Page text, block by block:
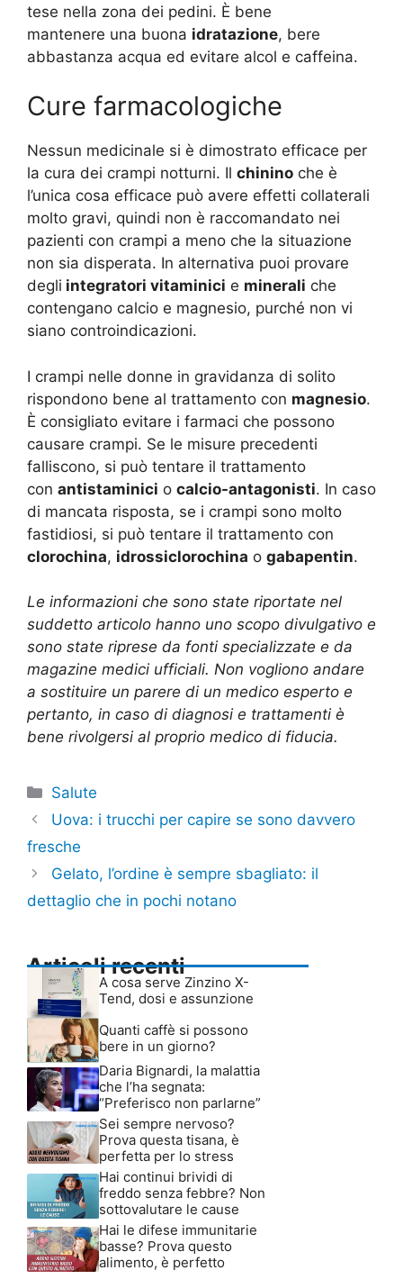
tese nella zona dei pedini. È bene
mantenere una buona idratazione, bere
abbastanza acqua ed evitare alcol e caffeina.
Cure farmacologiche
Nessun medicinale si è dimostrato efficace per
la cura dei crampi notturni. Il chinino che è
l’unica cosa efficace può avere effetti collaterali
molto gravi, quindi non è raccomandato nei
pazienti con crampi a meno che la situazione
non sia disperata. In alternativa puoi provare
degli integratori vitaminici e minerali che
contengano calcio e magnesio, purché non vi
siano controindicazioni.
I crampi nelle donne in gravidanza di solito
rispondono bene al trattamento con magnesio.
È consigliato evitare i farmaci che possono
causare crampi. Se le misure precedenti
falliscono, si può tentare il trattamento
con antistaminici o calcio-antagonisti. In caso
di mancata risposta, se i crampi sono molto
fastidiosi, si può tentare il trattamento con
clorochina, idrossiclorochina o gabapentin.
Le informazioni che sono state riportate nel
suddetto articolo hanno uno scopo divulgativo e
sono state riprese da fonti specializzate e da
magazine medici ufficiali. Non vogliono andare
a sostituire un parere di un medico esperto e
pertanto, in caso di diagnosi e trattamenti è
bene rivolgersi al proprio medico di fiducia.
Categorie
Salute
Uova: i trucchi per capire se sono davvero
fresche
Gelato, l’ordine è sempre sbagliato: il
dettaglio che in pochi notano
Articoli recenti
A cosa serve Zinzino X-
Tend, dosi e assunzione
Quanti caffè si possono
bere in un giorno?
Daria Bignardi, la malattia
che l’ha segnata:
“Preferisco non parlarne”
Sei sempre nervoso?
Prova questa tisana, è
perfetta per lo stress
Hai continui brividi di
freddo senza febbre? Non
sottovalutare le cause
Hai le difese immunitarie
basse? Prova questo
alimento, è perfetto